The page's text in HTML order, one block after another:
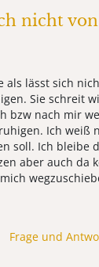
nicht
als lässt sich
Sie schreit
bzw nach mir
Ich weiß
soll. Ich bleibe
aber auch da
Frage und